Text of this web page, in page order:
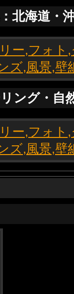
北海道・
ング・自